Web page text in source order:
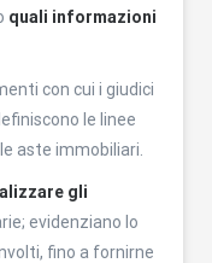
quali informazioni
con cui i giudici
le linee
aste immobiliari.
gli
evidenziano lo
fino a fornirne